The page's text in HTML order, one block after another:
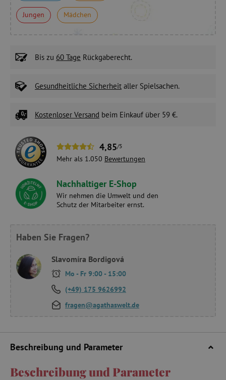
Jungen Mädchen
Bis zu 60 Tage Rückgaberecht.
Gesundheitliche Sicherheit aller Spielsachen.
Kostenloser Versand beim Einkauf über 59 €.
4,85/5
Mehr als 1.050 Bewertungen
Nachhaltiger E-Shop
Wir nehmen die Umwelt und den
Schutz der Mitarbeiter ernst.
Haben Sie Fragen?
Slavomíra Bordigová
Mo - Fr 9:00 - 15:00
(+49) 175 9626992
fragen@agathaswelt.de
Beschreibung und Parameter
Beschreibung und Parameter